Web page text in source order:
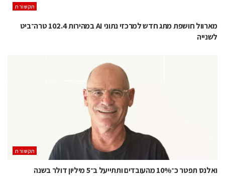
תקשורת
מארוול חושפת מתג חדש למרכזי נתוני AI במהירות 102.4 טרה־ביט
לשנייה
תקשורת
ואלנס תפטר כ־10% מהעובדים ותתייעל ב־5 מיליון דולר בשנה